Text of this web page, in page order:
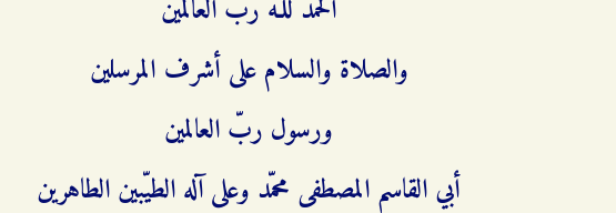
الحمد للـه ربّ العالمين
والصلاة والسلام على أشرف المرسلين
ورسول ربّ العالمين
أبي القاسم المصطفى محمّد وعلى آله الطيّبين الطاهرين